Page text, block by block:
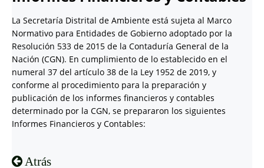
La Secretaría Distrital de Ambiente está sujeta al Marco
Normativo para Entidades de Gobierno adoptado por la
Resolución 533 de 2015 de la Contaduría General de la
Nación (CGN). En cumplimiento de lo establecido en el
numeral 37 del artículo 38 de la Ley 1952 de 2019, y
conforme al procedimiento para la preparación y
publicación de los informes financieros y contables
determinado por la CGN, se prepararon los siguientes
Informes Financieros y Contables:
Atrás